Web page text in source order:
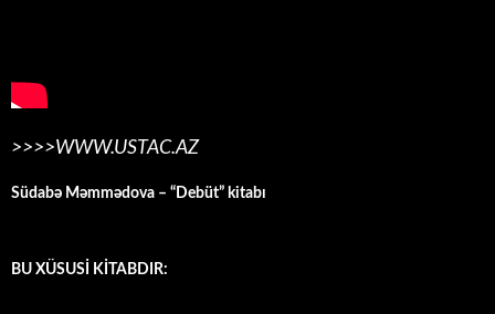
>>>>WWW.USTAC.AZ
Südabə Məmmədova – “Debüt” kitabı
BU XÜSUSİ KİTABDIR: